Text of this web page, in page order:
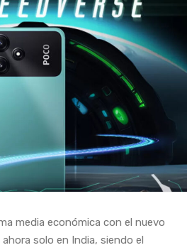
media económica con el nuevo
solo en India, siendo el